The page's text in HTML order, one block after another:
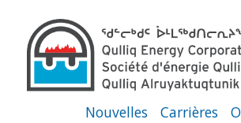
Secondary Menu
Nouvelles Carrières